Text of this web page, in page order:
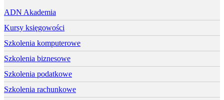
ADN Akademia
Kursy księgowości
Szkolenia komputerowe
Szkolenia biznesowe
Szkolenia podatkowe
Szkolenia rachunkowe